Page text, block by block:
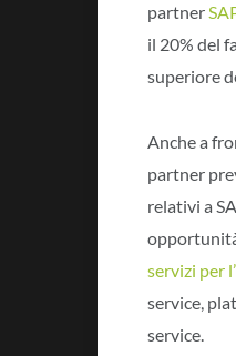
partner
il 20% del
superiore
Anche a
partner
relativi a
servizi per
service,
service.